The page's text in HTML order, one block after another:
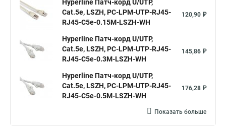
Hyperline Патч-корд U/UTP,
Cat.5е, LSZH, PC-LPM-UTP-RJ45-
RJ45-C5e-0.15M-LSZH-WH
120,90 ₽
Hyperline Патч-корд U/UTP,
Cat.5е, LSZH, PC-LPM-UTP-RJ45-
RJ45-C5e-0.3M-LSZH-WH
145,86 ₽
Hyperline Патч-корд U/UTP,
Cat.5e, LSZH, PC-LPM-UTP-RJ45-
RJ45-C5e-0.5M-LSZH-WH
176,28 ₽
Показать больше